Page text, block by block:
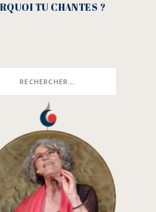
TU CHANTES ?